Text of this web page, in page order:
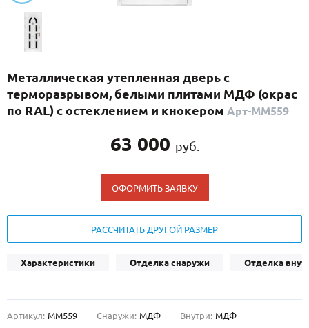
С реечным дизайном (29)
ПО НАЗНАЧЕНИЮ
Металлическая утепленная дверь с
терморазрывом, белыми плитами МДФ (окрас
по RAL) с остеклением и кнокером Арт-ММ559
63 000 руб.
ОФОРМИТЬ ЗАЯВКУ
РАССЧИТАТЬ ДРУГОЙ РАЗМЕР
Характеристики Отделка снаружи Отделка
Артикул: ММ559 Снаружи: МДФ Внутри: МДФ